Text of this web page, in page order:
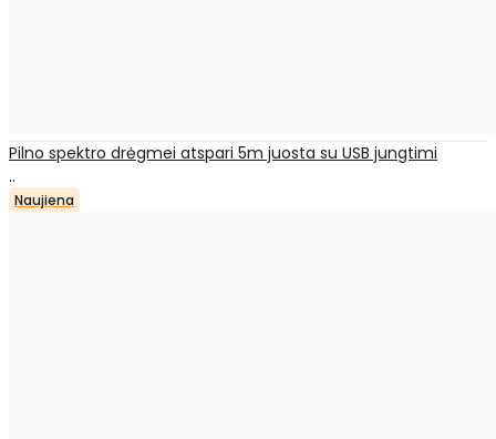
Pilno spektro drėgmei atspari 5m juosta su USB jungtimi
..
Naujiena